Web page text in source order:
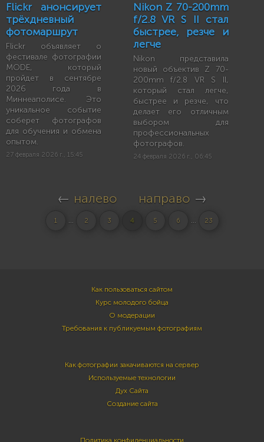
Flickr анонсирует
трёхдневный
фотомаршрут
Flickr объявляет о
фестивале фотографии
MODE, который
пройдет в сентябре
2026 года в
Миннеаполисе. Это
уникальное событие
соберет фотографов
для обучения и обмена
опытом.
27 февраля 2026 г., 15:45
Nikon Z 70-200mm
f/2.8 VR S II стал
быстрее, резче и
легче
Nikon представила
новый объектив Z 70-
200mm f/2.8 VR S II,
который стал легче,
быстрее и резче, что
делает его отличным
выбором для
профессиональных
фотографов.
24 февраля 2026 г., 06:45
← налево направо →
1 ... 2 3 4 5 6 ... 23
Как пользоваться сайтом
Курс молодого бойца
О модерации
Требования к публикуемым фотографиям
Как фотографии закачиваются на сервер
Используемые технологии
Дух Сайта
Создание сайта
Политика конфиденциальности